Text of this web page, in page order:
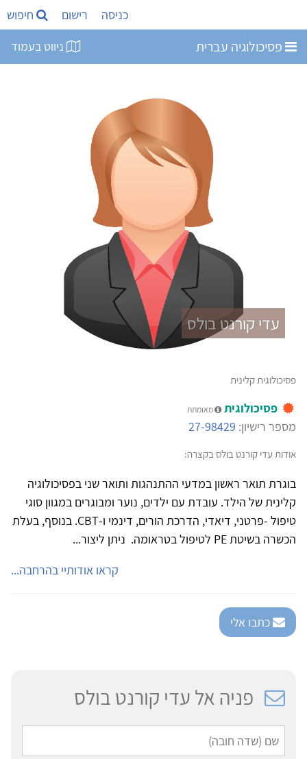
כניסה רישום חיפוש
פסיכולוגיה עברית ניווט בעמוד
עדי קורנט בולס
פסיכולוגית קלינית
פסיכולוגית מאומתת
מספר רישיון: 27-98429
אודות עדי קורנט בולס בקצרה:
בוגרת תואר ראשון במדעי ההתנהגות ותואר שני בפסיכולוגיה
קלינית של הילד. עובדת עם ילדים, נוער ומבוגרים במגוון סוגי
טיפול -פרטני, דיאדי, הדרכת הורים, דינמי ו-CBT. בנוסף, בעלת
הכשרה בשיטת PE לטיפול בטראומה. ניתן ליצור...
קראו אודותיי בהרחבה...
כתבו אלי
פניה אל עדי קורנט בולס